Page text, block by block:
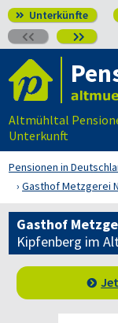
 Unterkünfte
 
Altmühltal
Unterkunft
Pensionen in
Gasthof Metzgerei
Gasthof
Kipfenberg im